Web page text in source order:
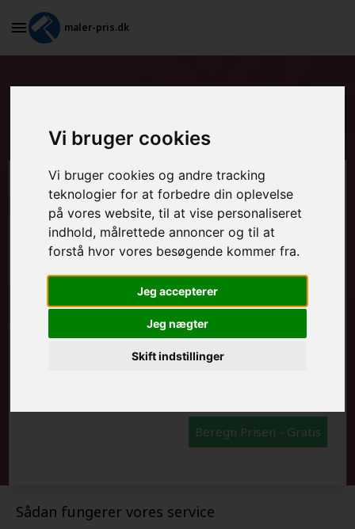
Vi bruger cookies
Vi bruger cookies og andre tracking
teknologier for at forbedre din oplevelse
på vores website, til at vise personaliseret
indhold, målrettede annoncer og til at
forstå hvor vores besøgende kommer fra.
Jeg accepterer
Jeg nægter
Skift indstillinger
maler-pris.dk
vægge i Engesvang
Sådan fungerer vores service
Beregn prisen her
MALEROPGAVER - INDVENDIGT:
MALEROPGAVER - UDVENDIGT:
FRAFLYTNINGSPAKKE:
Beregn Prisen - Gratis